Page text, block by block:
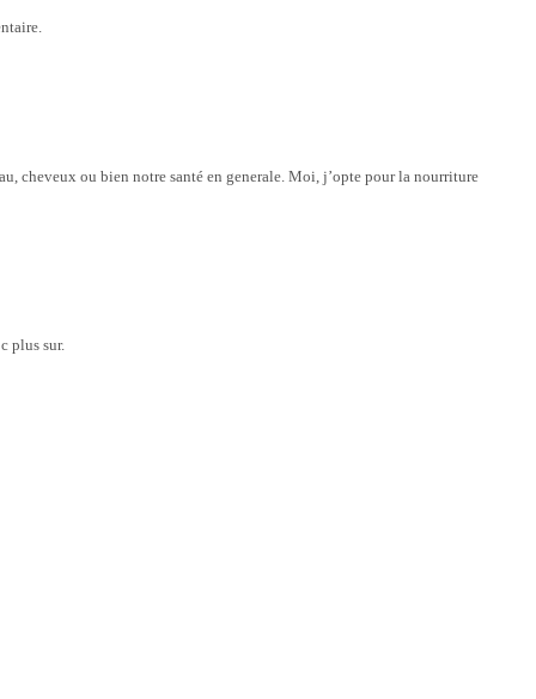
cheveux ou bien notre santé en generale. Moi, j’opte pour la nourriture
plus sur.